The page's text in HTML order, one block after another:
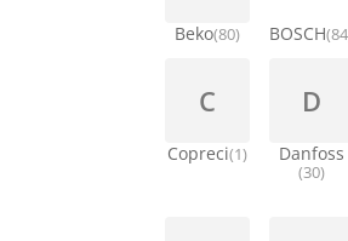
Beko(80) BOSCH
C
Copreci(1)
D
Danfoss
(30)